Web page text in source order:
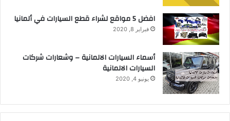
افضل 5 مواقع لشراء قطع السيارات في ألمانيا
فبراير 8, 2020
أسماء السيارات الالمانية – وشعارات شركات
السيارات الالمانية
يونيو 4, 2020